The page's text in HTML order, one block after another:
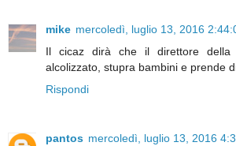
mike mercoledì, luglio 13, 2016
Il cicaz dirà che il direttore
alcolizzato, stupra bambini e prende
Rispondi
pantos mercoledì, luglio 13, 2016